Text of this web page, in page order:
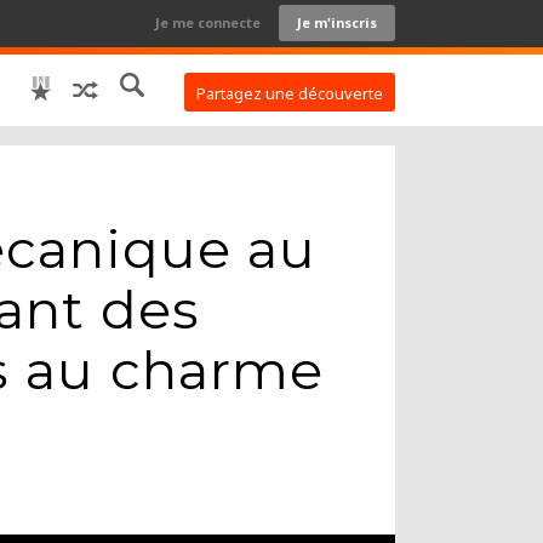
Je me connecte Je m'inscris
Partagez une découverte
au
des
au charme